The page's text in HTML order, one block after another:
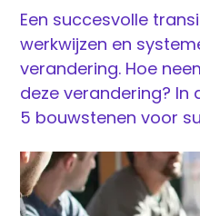
Een succesvolle
werkwijzen en
verandering. Hoe
deze verandering? In
5 bouwstenen voor